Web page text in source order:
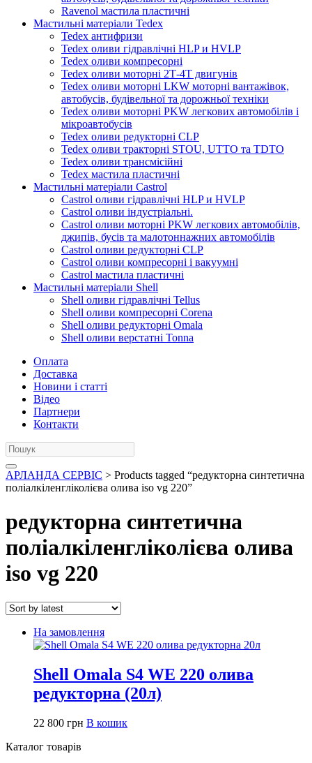
Ravenol мастила пластичні
Мастильні матеріали Tedex
Tedex антифризи
Tedex оливи гідравлічні HLP и HVLP
Tedex оливи компресорні
Tedex оливи моторні 2Т-4Т двигунів
Tedex оливи моторні LKW моторні вантажівок,
автобусів, будівельної та дорожньої техніки
Tedex оливи моторні PKW легкових автомобілів і
мікроавтобусів
Tedex оливи редукторні CLP
Tedex оливи тракторні STOU, UTTO та TDTO
Tedex оливи трансмісійні
Tedex мастила пластичні
Мастильні матеріали Castrol
Castrol оливи гідравлічні HLP и HVLP
Castrol оливи індустріальні.
Castrol оливи моторні PKW легкових автомобілів,
джипів, бусів та малотоннажних автомобілів
Castrol оливи редукторні CLP
Castrol оливи компресорні і вакуумні
Castrol мастила пластичні
Мастильні матеріали Shell
Shell оливи гідравлічні Tellus
Shell оливи компресорні Corena
Shell оливи редукторні Omala
Shell оливи верстатні Tonna
Оплата
Доставка
Новини і статті
Відео
Партнери
Контакти
АРЛАНДА СЕРВІС > Products tagged “редукторна синтетична
поліалкіленгліколієва олива iso vg 220”
редукторна синтетична
поліалкіленгліколієва олива
iso vg 220
На замовлення
Shell Omala S4 WE 220 олива
редукторна (20л)
22 800 грн В кошик
Каталог товарів